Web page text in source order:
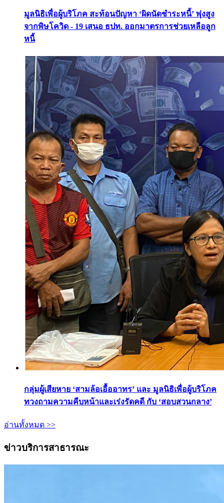
มูลนิธิเพื่อผู้บริโภค สะท้อนปัญหา ‘ผิดนัดชำระหนี้’ พุ่งสูง
จากพิษโควิด - 19 เสนอ ธปท. ออกมาตรการช่วยเหลือลูก
หนี้
กลุ่มผู้เสียหาย ‘สามล้อเอื้ออาทร’ และ มูลนิธิเพื่อผู้บริโภค
ทวงถามความคืบหน้าและเร่งรัดคดี กับ ‘สอบสวนกลาง’
อ่านทั้งหมด >>
ข่าวบริการสาธารณะ